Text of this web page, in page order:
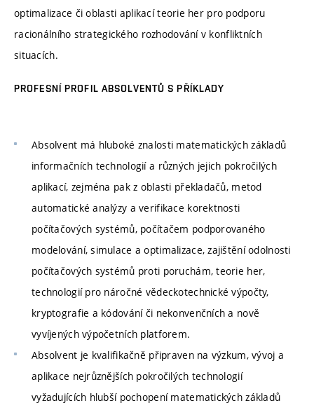
optimalizace či oblasti aplikací teorie her pro podporu
racionálního strategického rozhodování v konfliktních
situacích.
PROFESNÍ PROFIL ABSOLVENTŮ S PŘÍKLADY
Absolvent má hluboké znalosti matematických základů
informačních technologií a různých jejich pokročilých
aplikací, zejména pak z oblasti překladačů, metod
automatické analýzy a verifikace korektnosti
počítačových systémů, počítačem podporovaného
modelování, simulace a optimalizace, zajištění odolnosti
počítačových systémů proti poruchám, teorie her,
technologií pro náročné vědeckotechnické výpočty,
kryptografie a kódování či nekonvenčních a nově
vyvíjených výpočetních platforem.
Absolvent je kvalifikačně připraven na výzkum, vývoj a
aplikace nejrůznějších pokročilých technologií
vyžadujících hlubší pochopení matematických základů